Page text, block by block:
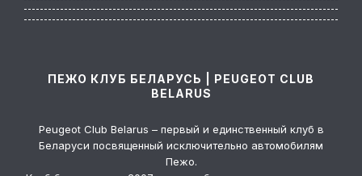
ПЕЖО КЛУБ БЕЛАРУСЬ | PEUGEOT CLUB
BELARUS
Peugeot Club Belarus – первый и единственный клуб в
Беларуси посвященный исключительно автомобилям
Пежо.